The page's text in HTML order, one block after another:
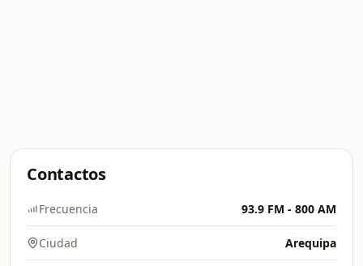
Contactos
Frecuencia 93.9 FM - 800 AM
Ciudad Arequipa